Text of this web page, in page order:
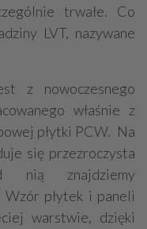
trwałe. Co
LVT, nazywane
z nowoczesnego
właśnie z
płytki PCW. Na
się przezroczysta
nią znajdziemy
płytek i paneli
warstwie, dzięki